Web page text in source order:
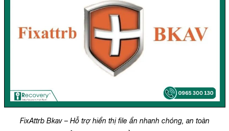
FixAttrb Bkav – Hỗ trợ hiển thị file ẩn nhanh chóng, an toàn